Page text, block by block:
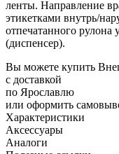
ленты. Направление
этикетками внутрь/
отпечатанного рулона
(диспенсер).
Вы можете купить
с доставкой
по Ярославлю
или оформить
Характеристики
Аксессуары
Аналоги